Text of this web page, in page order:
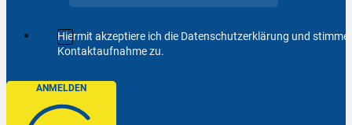
Hiermit akzeptiere ich die Datenschutzerklärung und
Kontaktaufnahme zu.
ANMELDEN